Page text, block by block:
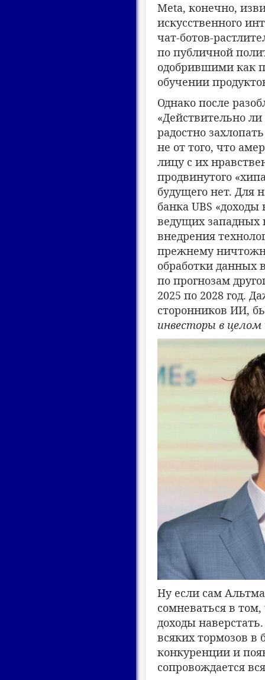
Meta, конечно,
искусственного
чат-ботов-
по публичной
одобрившими как
обучении
Однако после
«Действительно
радостно
не от того, что
лицу с их
продвинутого
будущего нет. Для
банка UBS
ведущих западных
внедрения
прежнему
обработки данных
по прогнозам
2025 по 2028 год.
сторонников ИИ,
инвесторы в целом
Ну если сам
сомневаться в
доходы
всяких тормозов в
конкуренции и
сопровождается